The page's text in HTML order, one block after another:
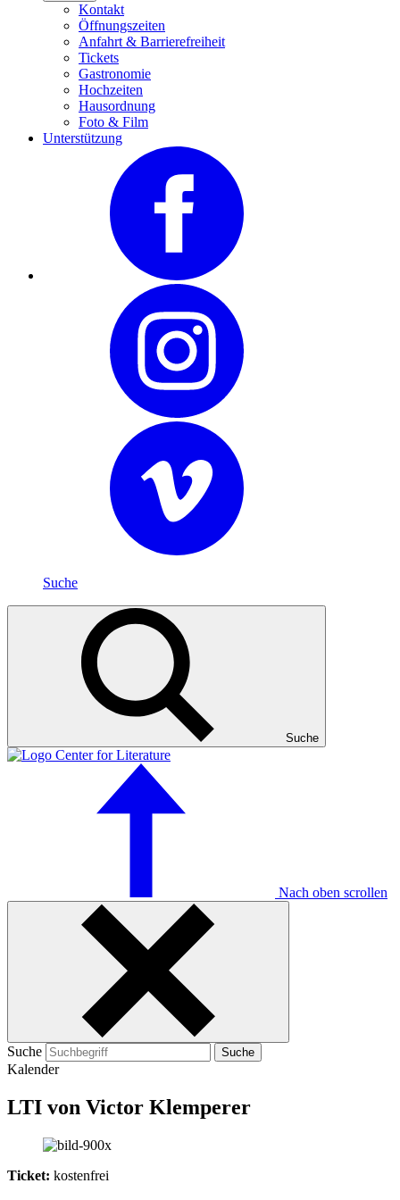
Kontakt
Öffnungszeiten
Anfahrt & Barrierefreiheit
Tickets
Gastronomie
Hochzeiten
Hausordnung
Foto & Film
Unterstützung
Suche
Suche
Nach oben scrollen
Suche Suche
Kalender
LTI von Victor Klemperer
Ticket: kostenfrei